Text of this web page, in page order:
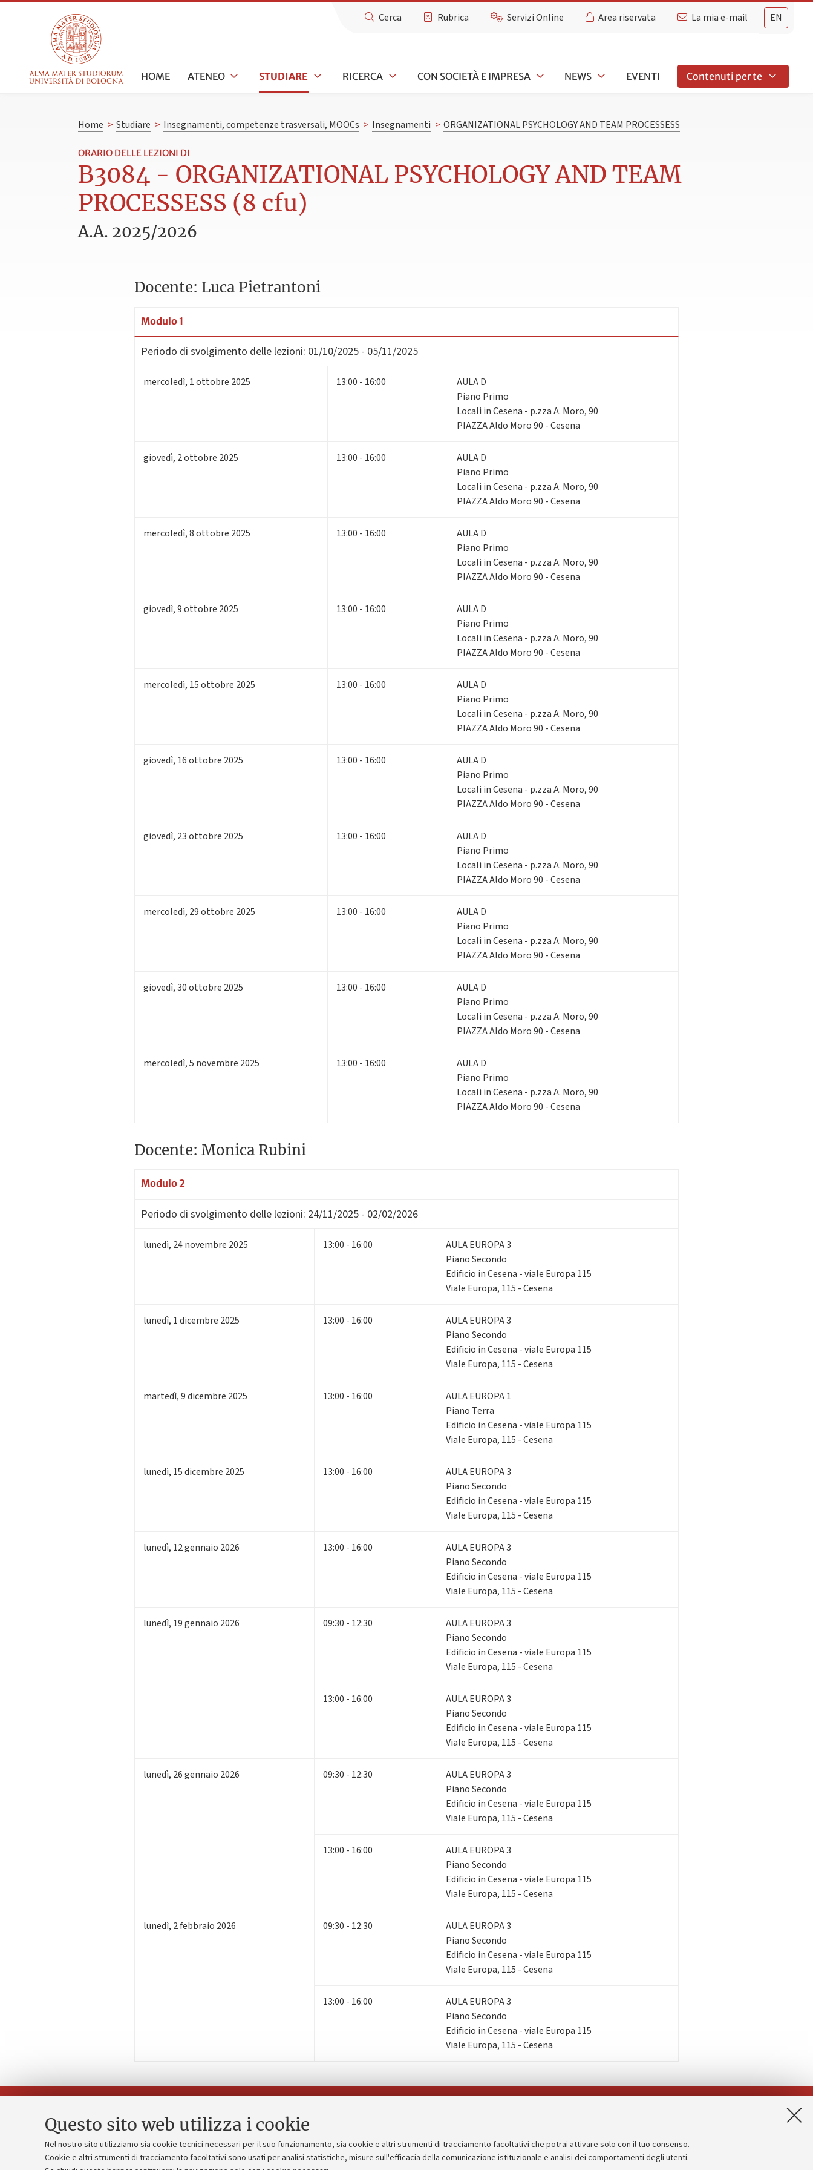
Questo sito web utilizza i cookie
Nel nostro sito utilizziamo sia cookie tecnici necessari per il suo funzionamento, sia cookie e altri strumenti di tracciamento facoltativi che potrai attivare solo con il tuo consenso.
Cookie e altri strumenti di tracciamento facoltativi sono usati per analisi statistiche, misure sull'efficacia della comunicazione istituzionale e analisi dei comportamenti degli utenti.
EN
Cerca Rubrica Servizi Online Area riservata La mia e-mail
HOME ATENEO STUDIARE RICERCA CON SOCIETÀ E IMPRESA NEWS EVENTI Contenuti per te
Home > Studiare > Insegnamenti, competenze trasversali, MOOCs > Insegnamenti > ORGANIZATIONAL PSYCHOLOGY AND TEAM PROCESSESS
ORARIO DELLE LEZIONI DI
B3084 - ORGANIZATIONAL PSYCHOLOGY AND TEAM
PROCESSESS (8 cfu)
A.A. 2025/2026
Docente: Luca Pietrantoni
Modulo 1
Periodo di svolgimento delle lezioni: 01/10/2025 - 05/11/2025
mercoledì, 1ottobre 2025 13:00 - 16:00
AULA D
Piano Primo
Locali in Cesena - p.zza A. Moro, 90
PIAZZA Aldo Moro 90 - Cesena
giovedì, 2ottobre 2025 13:00 - 16:00
AULA D
Piano Primo
Locali in Cesena - p.zza A. Moro, 90
PIAZZA Aldo Moro 90 - Cesena
mercoledì,8ottobre 2025 13:00 - 16:00
AULA D
Piano Primo
Locali in Cesena - p.zza A. Moro, 90
PIAZZA Aldo Moro 90 - Cesena
giovedì,9ottobre 2025 13:00 - 16:00
AULA D
Piano Primo
Locali in Cesena - p.zza A. Moro, 90
PIAZZA Aldo Moro 90 - Cesena
mercoledì, 15ottobre 2025 13:00 - 16:00
AULA D
Piano Primo
Locali in Cesena - p.zza A. Moro, 90
PIAZZA Aldo Moro 90 - Cesena
giovedì, 16ottobre 2025 13:00 - 16:00
AULA D
Piano Primo
Locali in Cesena - p.zza A. Moro, 90
PIAZZA Aldo Moro 90 - Cesena
giovedì, 23ottobre 2025 13:00 - 16:00
AULA D
Piano Primo
Locali in Cesena - p.zza A. Moro, 90
PIAZZA Aldo Moro 90 - Cesena
mercoledì, 29ottobre 2025 13:00 - 16:00
AULA D
Piano Primo
Locali in Cesena - p.zza A. Moro, 90
PIAZZA Aldo Moro 90 - Cesena
giovedì,30ottobre 2025 13:00 - 16:00
AULA D
Piano Primo
Locali in Cesena - p.zza A. Moro, 90
PIAZZA Aldo Moro 90 - Cesena
mercoledì,5 novembre 2025 13:00 - 16:00
AULA D
Piano Primo
Locali in Cesena - p.zza A. Moro, 90
PIAZZA Aldo Moro 90 - Cesena
Docente: Monica Rubini
Modulo 2
Periodo di svolgimento delle lezioni: 24/11/2025 - 02/02/2026
lunedì, 24novembre 2025 13:00 - 16:00
AULA EUROPA 3
Piano Secondo
Edificio in Cesena - viale Europa 115
Viale Europa, 115 - Cesena
lunedì, 1dicembre 2025 13:00 - 16:00
AULA EUROPA 3
Piano Secondo
Edificio in Cesena - viale Europa 115
Viale Europa, 115 - Cesena
martedì,9dicembre 2025 13:00 - 16:00
AULA EUROPA 1
Piano Terra
Edificio in Cesena - viale Europa 115
Viale Europa, 115 - Cesena
lunedì, 15dicembre 2025 13:00 - 16:00
AULA EUROPA 3
Piano Secondo
Edificio in Cesena - viale Europa 115
Viale Europa, 115 - Cesena
lunedì, 12gennaio 2026 13:00 - 16:00
AULA EUROPA 3
Piano Secondo
Edificio in Cesena - viale Europa 115
Viale Europa, 115 - Cesena
lunedì, 19gennaio 2026 09:30 - 12:30
AULA EUROPA 3
Piano Secondo
Edificio in Cesena - viale Europa 115
Viale Europa, 115 - Cesena
13:00 - 16:00
AULA EUROPA 3
Piano Secondo
Edificio in Cesena - viale Europa 115
Viale Europa, 115 - Cesena
lunedì, 26gennaio 2026 09:30 - 12:30
AULA EUROPA 3
Piano Secondo
Edificio in Cesena - viale Europa 115
Viale Europa, 115 - Cesena
13:00 - 16:00
AULA EUROPA 3
Piano Secondo
Edificio in Cesena - viale Europa 115
Viale Europa, 115 - Cesena
lunedì, 2febbraio 2026 09:30 - 12:30
AULA EUROPA 3
Piano Secondo
Edificio in Cesena - viale Europa 115
Viale Europa, 115 - Cesena
13:00 - 16:00
AULA EUROPA 3
Piano Secondo
Edificio in Cesena - viale Europa 115
Viale Europa, 115 - Cesena
Contatti e PEC Piano strategico Bandi, gare e concorsi Informazioni sul sito e accessibilità